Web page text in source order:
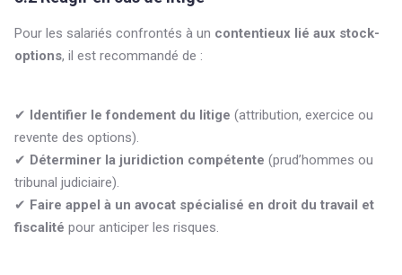
Pour les salariés confrontés à un contentieux lié aux stock-
options, il est recommandé de :
✔ Identifier le fondement du litige (attribution, exercice ou
revente des options).
✔ Déterminer la juridiction compétente (prud’hommes ou
tribunal judiciaire).
✔ Faire appel à un avocat spécialisé en droit du travail et
fiscalité pour anticiper les risques.